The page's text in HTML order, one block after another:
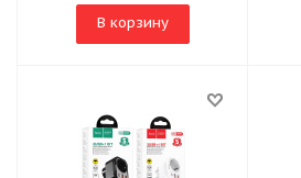
В корзину